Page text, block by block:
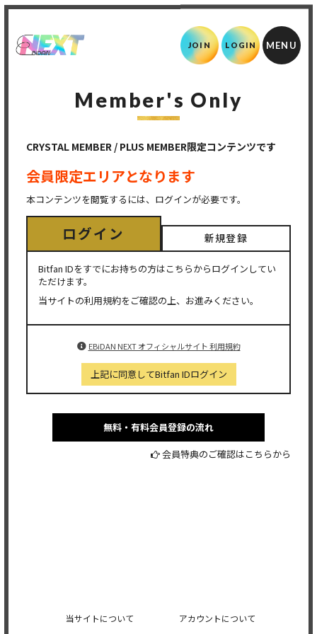
JOIN LOGIN
Member's Only
CRYSTAL MEMBER / PLUS MEMBER限定コンテンツです
会員限定エリアとなります
本コンテンツを閲覧するには、ログインが必要です。
ログイン 新規登録
Bitfan IDをすでにお持ちの方はこちらからログインしてい
ただけます。
当サイトの利用規約をご確認の上、お進みください。
EBiDAN NEXT オフィシャルサイト 利用規約
上記に同意してBitfan IDログイン
無料・有料会員登録の流れ
会員特典のご確認はこちらから
当サイトについて アカウントについて